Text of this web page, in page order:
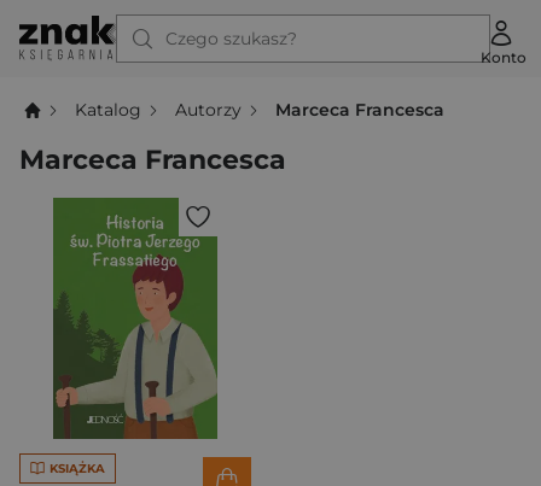
Czego szukasz?
Konto
Katalog Autorzy Marceca Francesca
Marceca Francesca
KSIĄŻKA